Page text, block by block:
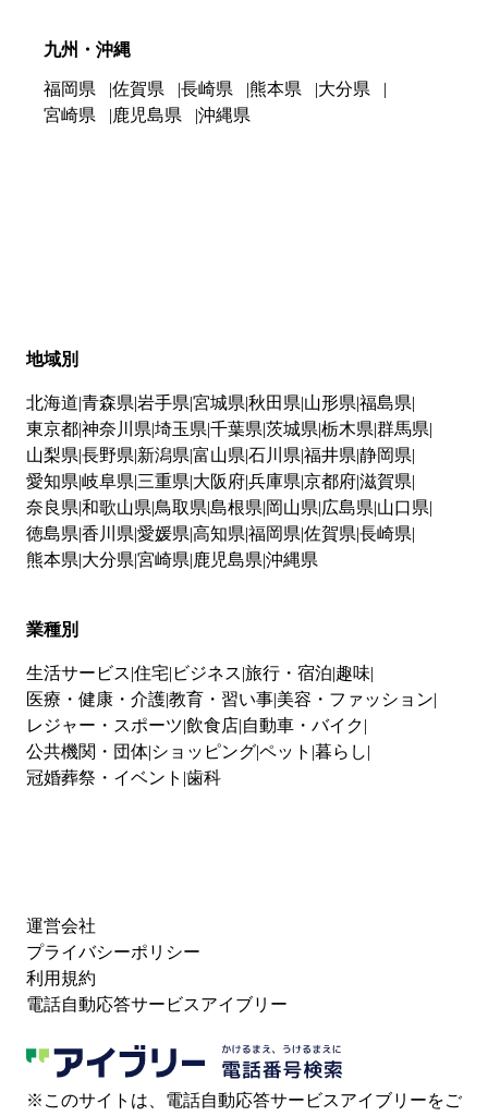
九州・沖縄
福岡県 佐賀県 長崎県 熊本県
大分県
宮崎県
鹿児島県 沖縄県
地域別
北海道 青森県 岩手県 宮城県 秋田県 山形県 福島県
東京都神奈川県 埼玉県 千葉県 茨城県 栃木県 群馬県
山梨県 長野県 新潟県 富山県 石川県 福井県 静岡県
愛知県 岐阜県 三重県 大阪府兵庫県 京都府滋賀県
奈良県 和歌山県 鳥取県 島根県 岡山県 広島県 山口県
徳島県 香川県 愛媛県 高知県 福岡県 佐賀県 長崎県
熊本県 大分県 宮崎県 鹿児島県 沖縄県
業種別
生活サービス 住宅 ビジネス 旅行・宿泊 趣味
医療・健康・介護教育・習い事 美容・ファッション
レジャー・スポーツ 飲食店 自動車・バイク
公共機関・団体 ショッピングペット 暮らし
冠婚葬祭・イベント 歯科
運営会社
プライバシーポリシー
利用規約
電話自動応答サービスアイブリー
※このサイトは、電話自動応答サービスアイブリーをご